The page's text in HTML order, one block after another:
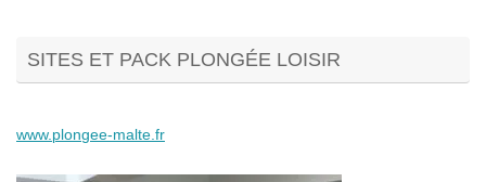
SITES ET PACK PLONGÉE LOISIR
www.plongee-malte.fr